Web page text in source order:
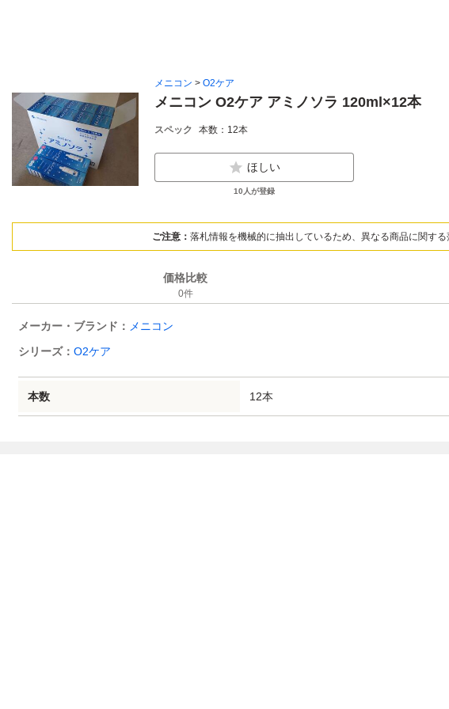
メニコン > O2ケア
メニコン O2ケア アミノソラ 120ml×12本
スペック 本数：12本
ほしい
10 人が登録
ご注意： 落札情報を機械的に抽出しているため、異なる商品に関す
価格比較
0件
メーカー・ブランド： メニコン
シリーズ： O2ケア
本数 12本